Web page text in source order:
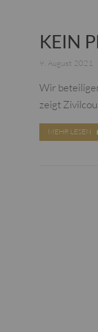
KEIN
9. August 2021
Wir
zeigt
MEHR LESEN